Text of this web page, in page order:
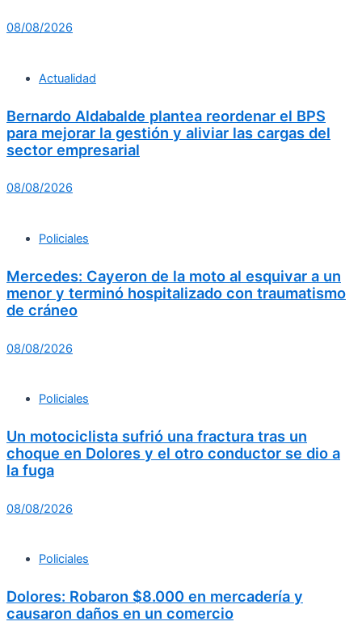
08/08/2026
Actualidad
Bernardo Aldabalde plantea reordenar el BPS
para mejorar la gestión y aliviar las cargas del
sector empresarial
08/08/2026
Policiales
Mercedes: Cayeron de la moto al esquivar a un
menor y terminó hospitalizado con traumatismo
de cráneo
08/08/2026
Policiales
Un motociclista sufrió una fractura tras un
choque en Dolores y el otro conductor se dio a
la fuga
08/08/2026
Policiales
Dolores: Robaron $8.000 en mercadería y
causaron daños en un comercio